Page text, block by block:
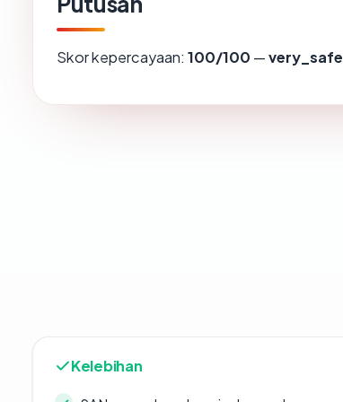
Skor kepercayaan: 100/100 —very_safe
Kelebihan